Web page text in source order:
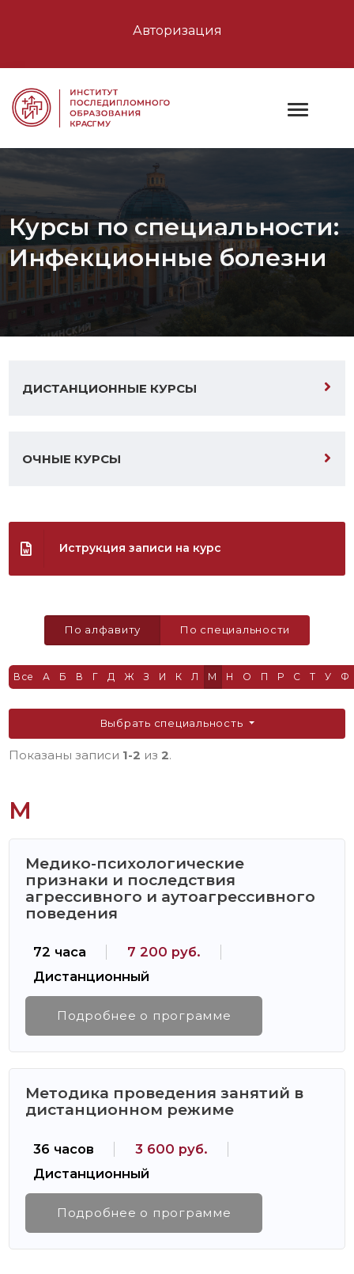
Авторизация
Курсы по специальности:
Инфекционные болезни
ДИСТАНЦИОННЫЕ КУРСЫ
ОЧНЫЕ КУРСЫ
Иструкция записи на курс
По алфавиту По специальности
Все А Б В Г Д Ж З И К Л М Н О П Р С Т У Ф
Выбрать специальность
Показаны записи 1-2 из2.
М
Медико-психологические
признаки и последствия
агрессивного и аутоагрессивного
поведения
72 часа
7 200 руб.
Дистанционный
Подробнее о программе
Методика проведения занятий в
дистанционном режиме
36 часов
3 600 руб.
Дистанционный
Подробнее о программе